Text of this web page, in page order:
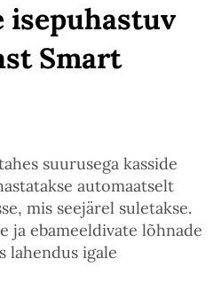
isepuhastuv
Smart
suurusega kasside
automaatselt
mis seejärel suletakse.
ja ebameeldivate lõhnade
lahendus igale